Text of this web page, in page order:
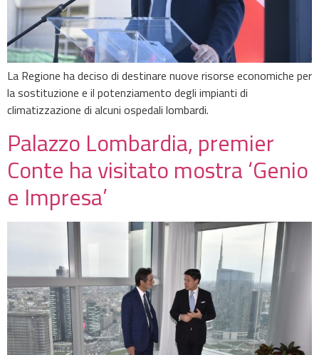
La Regione ha deciso di destinare nuove risorse economiche per
la sostituzione e il potenziamento degli impianti di
climatizzazione di alcuni ospedali lombardi.
Palazzo Lombardia, premier
Conte ha visitato mostra ‘Genio
e Impresa’